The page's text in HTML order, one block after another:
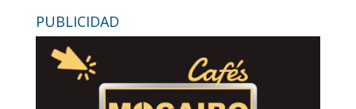
PUBLICIDAD